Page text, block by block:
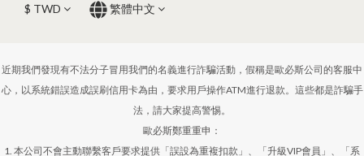
$ TWD 繁體中文
近期我們發現有不法分子冒用我們的名義進行詐騙活動，假稱是歐必斯公司的客服中
心，以系統錯誤造成誤刷信用卡為由，要求用戶操作ATM進行退款。這些都是詐騙手
法，請大家提高警惕。
歐必斯鄭重重申：
1. 本公司不會主動聯繫客戶要求提供「誤設為重複扣款」、「升級VIP會員」、「系